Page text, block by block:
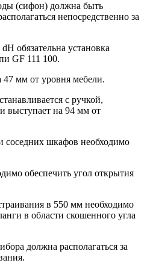
(сифон) должна быть
непосредственно за
обязательна установка
GF 111 100.
47 мм от уровня мебели.
с ручкой,
выступает на 94 мм от
шкафов необходимо
обеспечить угол открытия
в 550 мм необходимо
в области скошенного угла
должна располагаться за